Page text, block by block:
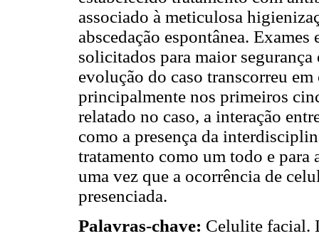
associado à meticulosa
abscedação espontânea.
solicitados para maior
evolução do caso transcorreu
principalmente nos primeiros
relatado no caso, a interação
como a presença da
tratamento como um todo e para
uma vez que a ocorrência de
presenciada.
Palavras-chave: Celulite facial.